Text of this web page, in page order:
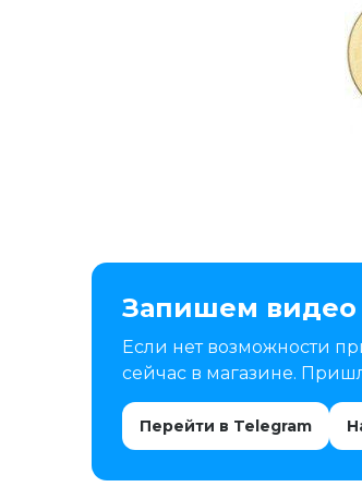
Запишем видео
Если нет возможности
сейчас в магазине.
Перейти в Telegram